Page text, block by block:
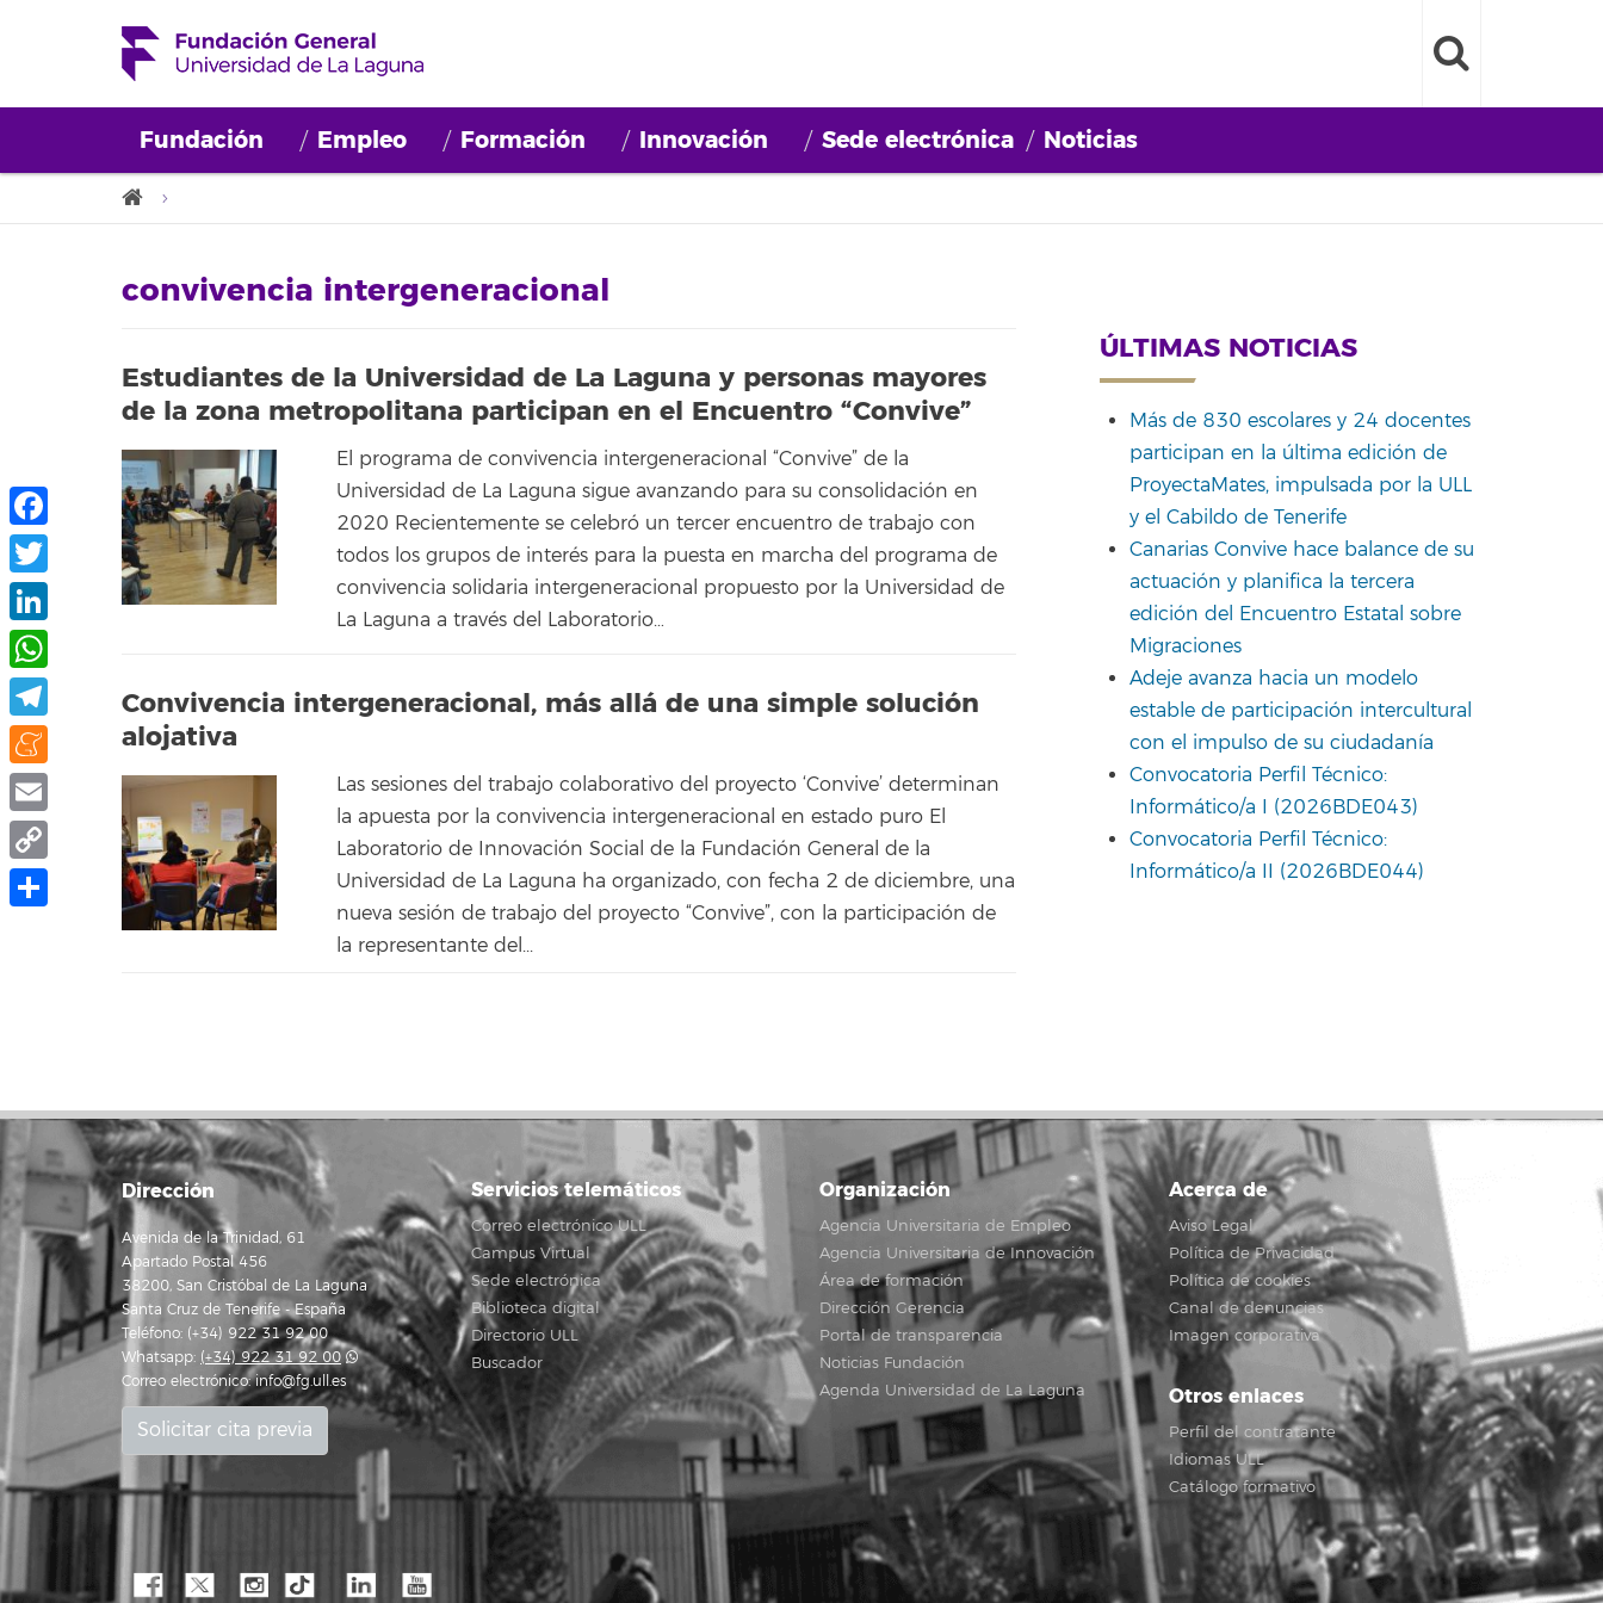
Fundación Empleo Formación Innovación Sede electrónica Noticias
convivencia intergeneracional
Estudiantes de la Universidad de La Laguna y personas mayores
de la zona metropolitana participan en el Encuentro “Convive”
El programa de convivencia intergeneracional “Convive” de la
Universidad de La Laguna sigue avanzando para su consolidación en
2020 Recientemente se celebró un tercer encuentro de trabajo con
todos los grupos de interés para la puesta en marcha del programa de
convivencia solidaria intergeneracional propuesto por la Universidad de
La Laguna a través del Laboratorio…
Convivencia intergeneracional, más allá de una simple solución
alojativa
Las sesiones del trabajo colaborativo del proyecto ‘Convive’ determinan
la apuesta por la convivencia intergeneracional en estado puro El
Laboratorio de Innovación Social de la Fundación General de la
Universidad de La Laguna ha organizado, con fecha 2 de diciembre, una
nueva sesión de trabajo del proyecto “Convive”, con la participación de
la representante del...
ÚLTIMAS NOTICIAS
Más de 830 escolares y 24 docentes
participan en la última edición de
ProyectaMates, impulsada por la ULL
y el Cabildo de Tenerife
Canarias Convive hace balance de su
actuación y planifica la tercera
edición del Encuentro Estatal sobre
Migraciones
Adeje avanza hacia un modelo
estable de participación intercultural
con el impulso de su ciudadanía
Convocatoria Perfil Técnico:
Informático/a I (2026BDE043)
Convocatoria Perfil Técnico:
Informático/a II (2026BDE044)
Dirección
Avenida de la Trinidad, 61
Apartado Postal 456
38200, San Cristóbal de La Laguna
Santa Cruz de Tenerife - España
Teléfono: (+34) 922 31 92 00
Whatsapp: (+34) 922 31 92 00
Correo electrónico:info@fg.ull.es
Solicitar cita previa
Servicios telemáticos
Correo electrónico ULL
Campus Virtual
Sede electrónica
Biblioteca digital
Directorio ULL
Buscador
Organización
Agencia Universitaria de Empleo
Agencia Universitaria de Innovación
Área de formación
Dirección Gerencia
Portal de transparencia
Noticias Fundación
Agenda Universidad de La Laguna
Acerca de
Aviso Legal
Política de Privacidad
Política de cookies
Canal de denuncias
Imagen corporativa
Otros enlaces
Perfil del contratante
Idiomas ULL
Catálogo formativo
Facebook
Twitter
LinkedIn
WhatsApp
Telegram
Meneame
Email
Copy